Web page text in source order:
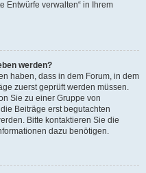
Entwürfe verwalten“ in Ihrem
werden?
haben, dass in dem Forum, in dem
zuerst geprüft werden müssen.
Sie zu einer Gruppe von
Beiträge erst begutachten
Bitte kontaktieren Sie die
dazu benötigen.